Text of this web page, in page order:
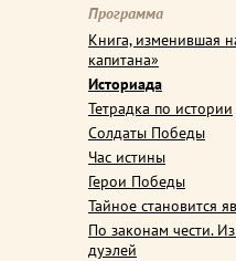
Программа
Книга, изменившая
капитана»
Историада
Тетрадка по истории
Солдаты Победы
Час истины
Герои Победы
Тайное становится
По законам чести.
дуэлей